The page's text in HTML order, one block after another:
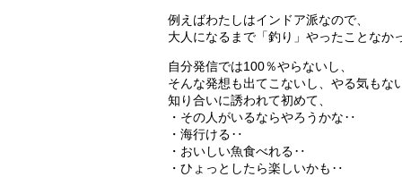
例えばわたしはインドア派なので、
大人になるまで「釣り」やったことなか
自分発信では100％やらないし、
そんな発想も出てこないし、やる気もな
知り合いに誘われて初めて、
・その人がいるならやろうかな‥
・海行ける‥
・おいしい魚食べれる‥
・ひょっとしたら楽しいかも‥